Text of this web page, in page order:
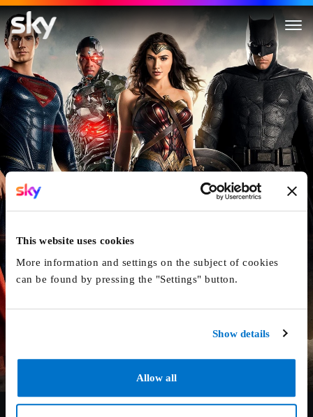
This website uses cookies
More information and settings on the subject of cookies
can be found by pressing the "Settings" button.
Show details
Allow all
Justice League
6.1/10 2017 120 min Action